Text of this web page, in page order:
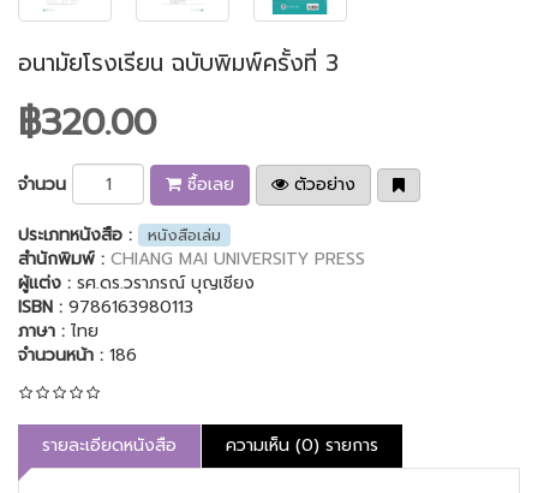
อนามัยโรงเรียน ฉบับพิมพ์ครั้งที่ 3
฿320.00
จำนวน ซื้อเลย
ตัวอย่าง
ประเภทหนังสือ :
หนังสือเล่ม
สำนักพิมพ์ : CHIANG MAI UNIVERSITY PRESS
ผู้แต่ง : รศ.ดร.วราภรณ์ บุญเชียง
ISBN : 9786163980113
ภาษา : ไทย
จำนวนหน้า : 186
รายละเอียดหนังสือ ความเห็น (0) รายการ